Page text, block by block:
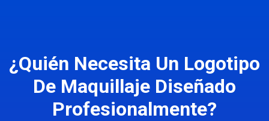
¿Quién Necesita Un Logotipo
De Maquillaje Diseñado
Profesionalmente?